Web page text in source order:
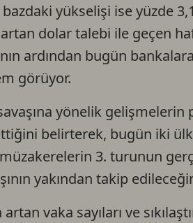
yükselişi ise yüzde
dolar talebi ile geçen
ardından bugün
görüyor.
yönelik gelişmelerin
belirterek, bugün iki
3. turunun
yakından takip
vaka sayıları ve